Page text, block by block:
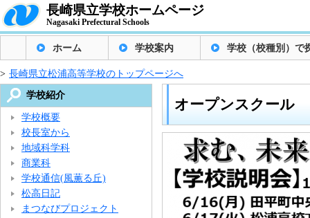
長崎県立学校ホームページ
Nagasaki Prefectural Schools
ホーム 学校案内 学校（校種別）で
> 長崎県立松浦高等学校のトップページへ
オープンスクール
学校紹介
学校概要
校長室から
地域科学科
商業科
学校通信(風薫る丘)
松高日記
まつなびプロジェクト